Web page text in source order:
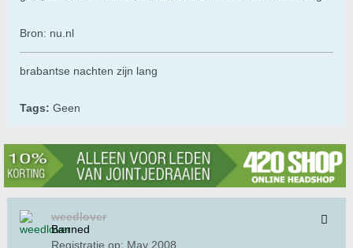
Bron: nu.nl
brabantse nachten zijn lang
Tags: Geen
weedlover
Banned
Registratie op: May 2008